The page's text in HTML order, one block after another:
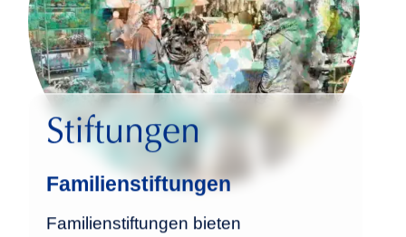
Stiftungen
Familienstiftungen
Familienstiftungen bieten